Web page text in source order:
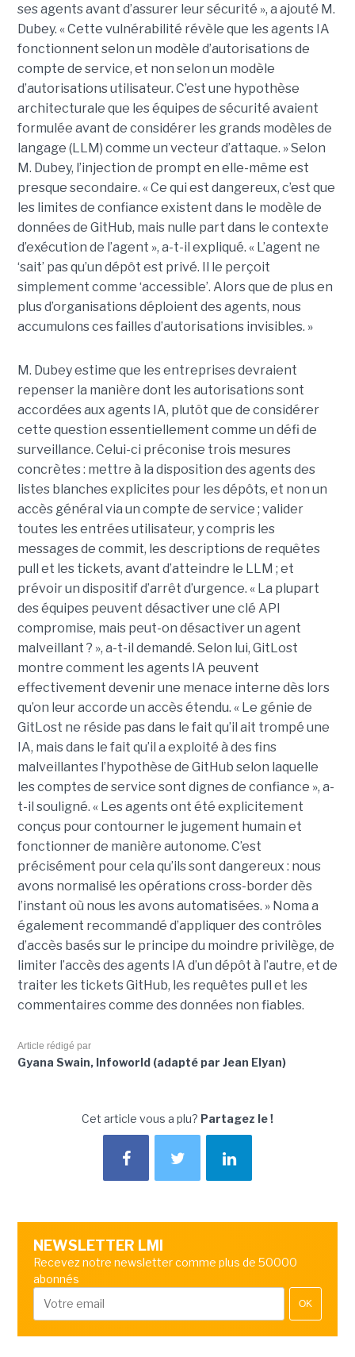
ses agents avant d’assurer leur sécurité », a ajouté M.
Dubey. « Cette vulnérabilité révèle que les agents IA
fonctionnent selon un modèle d’autorisations de
compte de service, et non selon un modèle
d’autorisations utilisateur. C’est une hypothèse
architecturale que les équipes de sécurité avaient
formulée avant de considérer les grands modèles de
langage (LLM) comme un vecteur d’attaque. » Selon
M. Dubey, l’injection de prompt en elle-même est
presque secondaire. « Ce qui est dangereux, c’est que
les limites de confiance existent dans le modèle de
données de GitHub, mais nulle part dans le contexte
d’exécution de l’agent », a-t-il expliqué. « L’agent ne
‘sait’ pas qu’un dépôt est privé. Il le perçoit
simplement comme ‘accessible’. Alors que de plus en
plus d’organisations déploient des agents, nous
accumulons ces failles d’autorisations invisibles. »
M. Dubey estime que les entreprises devraient
repenser la manière dont les autorisations sont
accordées aux agents IA, plutôt que de considérer
cette question essentiellement comme un défi de
surveillance. Celui-ci préconise trois mesures
concrètes : mettre à la disposition des agents des
listes blanches explicites pour les dépôts, et non un
accès général via un compte de service ; valider
toutes les entrées utilisateur, y compris les
messages de commit, les descriptions de requêtes
pull et les tickets, avant d’atteindre le LLM ; et
prévoir un dispositif d’arrêt d’urgence. « La plupart
des équipes peuvent désactiver une clé API
compromise, mais peut-on désactiver un agent
malveillant ? », a-t-il demandé. Selon lui, GitLost
montre comment les agents IA peuvent
effectivement devenir une menace interne dès lors
qu’on leur accorde un accès étendu. « Le génie de
GitLost ne réside pas dans le fait qu’il ait trompé une
IA, mais dans le fait qu’il a exploité à des fins
malveillantes l’hypothèse de GitHub selon laquelle
les comptes de service sont dignes de confiance », a-
t-il souligné. « Les agents ont été explicitement
conçus pour contourner le jugement humain et
fonctionner de manière autonome. C’est
précisément pour cela qu’ils sont dangereux : nous
avons normalisé les opérations cross-border dès
l’instant où nous les avons automatisées. » Noma a
également recommandé d’appliquer des contrôles
d’accès basés sur le principe du moindre privilège, de
limiter l’accès des agents IA d’un dépôt à l’autre, et de
traiter les tickets GitHub, les requêtes pull et les
commentaires comme des données non fiables.
Article rédigé par
Gyana Swain, Infoworld (adapté par Jean Elyan)
Cet article vous a plu? Partagez le !
NEWSLETTER LMI
Recevez notre newsletter comme plus de 50000
abonnés
OK